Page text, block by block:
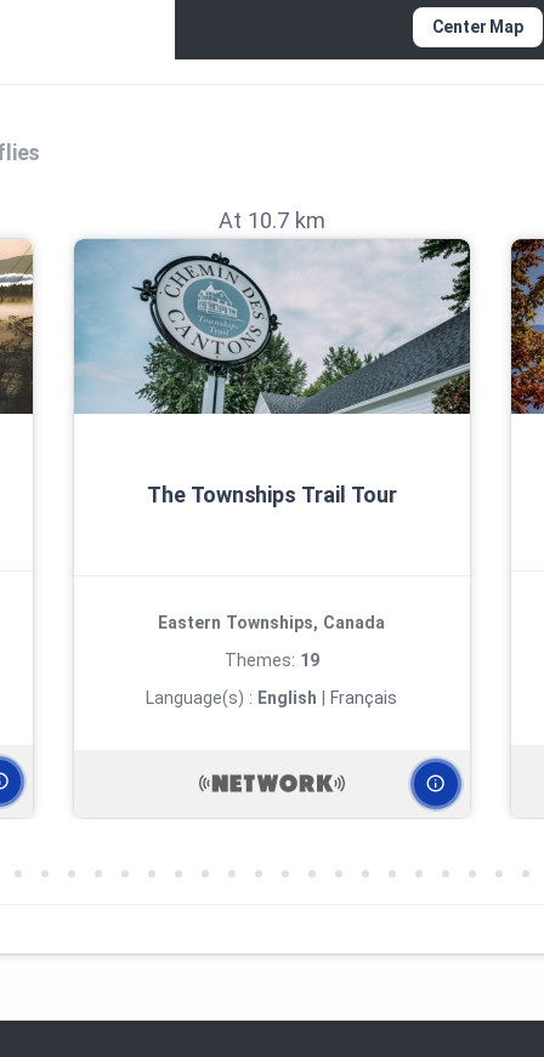
ont partagé leurs souvenirs et leurs photographies
de-l'est; site hebergementlescott; site
uquebec, site archeolab; site du
Ceilidh; quebecheritageweb; site de radio-
André BÉRUBÉ, François DURAND, Thiery
: inventaire d'outils, Ottawa, Musée national
l'histoire.
Center Map
At 10.7 km
The Townships Trail Tour
Eastern Townships, Canada
Themes: 19
Language(s) : English Français